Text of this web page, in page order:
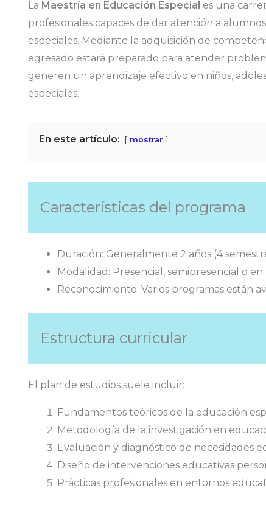
La Maestría en Educación Especial es una
profesionales capaces de dar atención a
especiales. Mediante la adquisición de
egresado estará preparado para atender
generen un aprendizaje efectivo en niños,
especiales.
En este artículo: mostrar
Características del programa
Duración: Generalmente 2 años (4
Modalidad: Presencial, semipresencial o
Reconocimiento: Varios programas están
Estructura curricular
El plan de estudios suele incluir:
Fundamentos teóricos de la educación
Metodología de la investigación en
Evaluación y diagnóstico de necesidades
Diseño de intervenciones educativas
Prácticas profesionales en entornos